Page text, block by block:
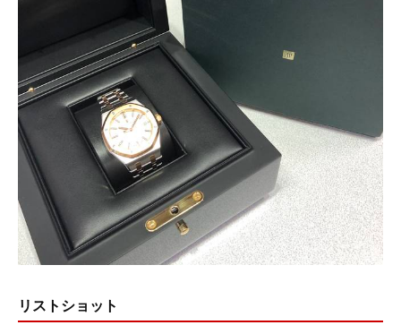
リストショット